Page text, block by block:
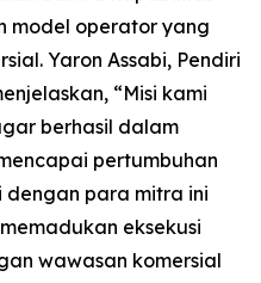
model operator yang
Yaron Assabi, Pendiri
“Misi kami
berhasil dalam
pertumbuhan
dengan para mitra ini
eksekusi
wawasan komersial